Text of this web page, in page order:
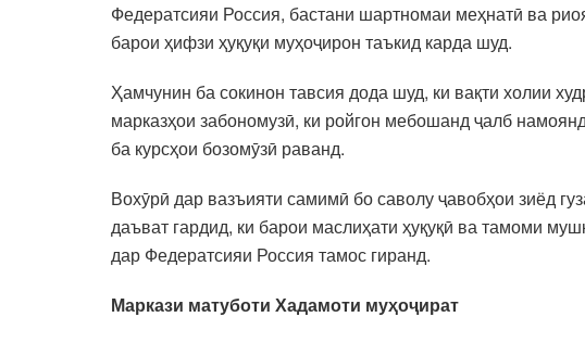
Федератсияи Россия, бастани шартномаи меҳнатӣ ва
барои ҳифзи ҳуқуқи муҳоҷирон таъкид карда шуд.
Ҳамчунин ба сокинон тавсия дода шуд, ки вақти холии
марказҳои забономузӣ, ки ройгон мебошанд ҷалб
ба курсҳои бозомӯзӣ раванд.
Вохӯрӣ дар вазъияти самимӣ бо саволу ҷавобҳои зиёд
даъват гардид, ки барои маслиҳати ҳуқуқӣ ва тамоми
дар Федератсияи Россия тамос гиранд.
Маркази матуботи Хадамоти муҳоҷират